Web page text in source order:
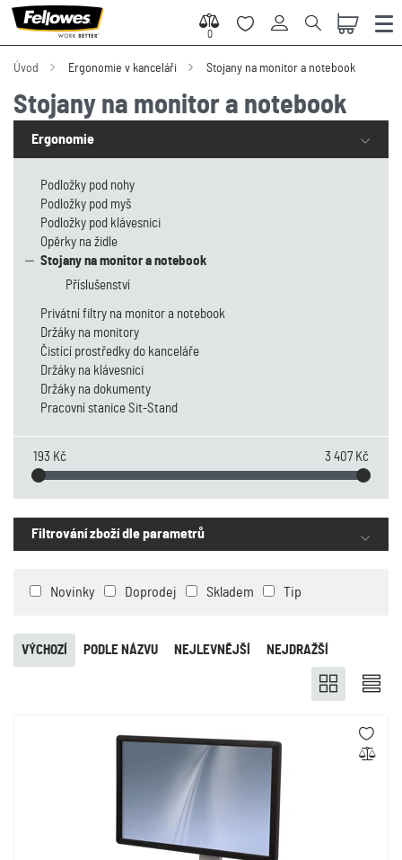
0
0
Úvod Ergonomie v kanceláři Stojany na monitor a notebook
Stojany na monitor a notebook
Ergonomie
Podložky pod nohy
Podložky pod myš
Podložky pod klávesnici
Opěrky na židle
Stojany na monitor a notebook
Příslušenství
Privátní filtry na monitor a notebook
Držáky na monitory
Čistící prostředky do kanceláře
Držáky na klávesnici
Držáky na dokumenty
Pracovní stanice Sit-Stand
193 Kč 3 407 Kč
Filtrování zboží dle parametrů
Novinky Doprodej Skladem Tip
NEJLEVNĚJŠÍ NEJDRAŽŠÍ
PODLE NÁZVU
VÝCHOZÍ